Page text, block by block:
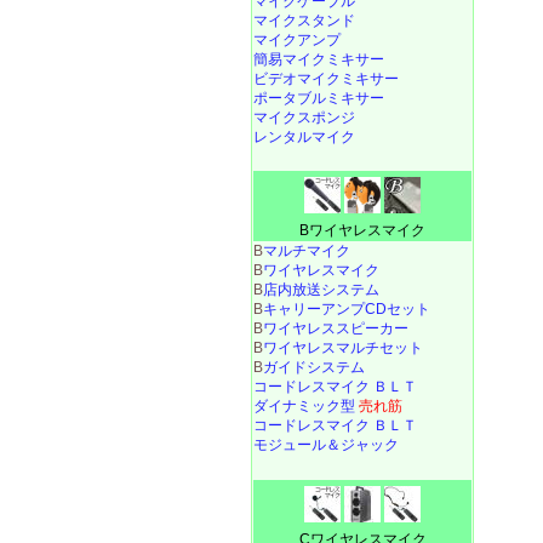
マイクスタンド
マイクアンプ
簡易マイクミキサー
ビデオマイクミキサー
ポータブルミキサー
マイクスポンジ
レンタルマイク
Bワイヤレスマイク
Bマルチマイク
Bワイヤレスマイク
B店内放送システム
BキャリーアンプCDセット
Bワイヤレススピーカー
Bワイヤレスマルチセット
Bガイドシステム
コードレスマイク ＢＬＴ
ダイナミック型 売れ筋
コードレスマイク ＢＬＴ
モジュール＆ジャック
Cワイヤレスマイク